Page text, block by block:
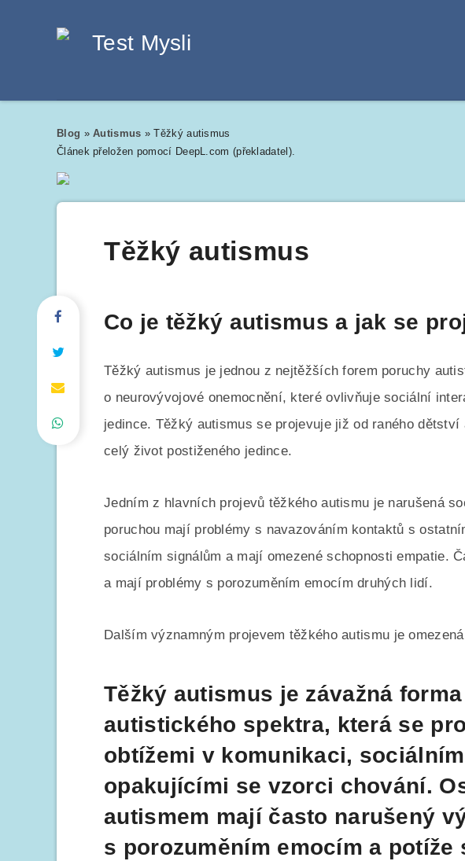
Blog »Autismus »Těžký autismus
Článek přeložen pomocí DeepL.com (překladatel).
Těžký autismus
Co je těžký autismus a jak se
Těžký autismus je jednou z nejtěžších forem poruchy
o neurovývojové onemocnění, které ovlivňuje sociální
jedince. Těžký autismus se projevuje již od raného
celý život postiženého jedince.
Jedním z hlavních projevů těžkého autismu je narušená
poruchou mají problémy s navazováním kontaktů s
sociálním signálům a mají omezené schopnosti empatie.
a mají problémy s porozuměním emocím druhých lidí.
Dalším významným projevem těžkého autismu je
Těžký autismus je závažná
autistického spektra, která se
obtížemi v komunikaci,
opakujícími se vzorci chování.
autismem mají často narušený
s porozuměním emocím a potíže